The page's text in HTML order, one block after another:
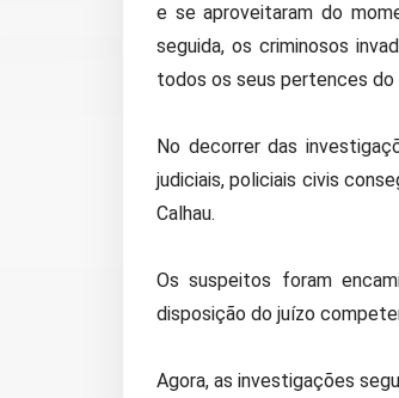
e se aproveitaram do
seguida, os criminosos
todos os seus pertences do
No decorrer das
judiciais, policiais civis
Calhau.
Os suspeitos foram
disposição do juízo
Agora, as investigações